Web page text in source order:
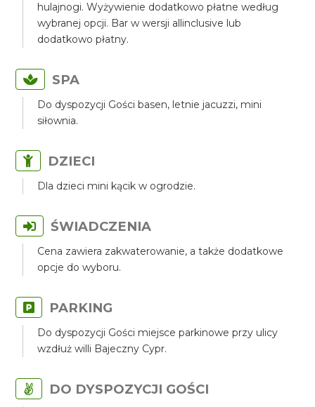
hulajnogi. Wyżywienie dodatkowo płatne według
wybranej opcji. Bar w wersji allinclusive lub
dodatkowo płatny.
SPA
Do dyspozycji Gości basen, letnie jacuzzi, mini
siłownia.
DZIECI
Dla dzieci mini kącik w ogrodzie.
ŚWIADCZENIA
Cena zawiera zakwaterowanie, a także dodatkowe
opcje do wyboru.
PARKING
Do dyspozycji Gości miejsce parkinowe przy ulicy
wzdłuż willi Bajeczny Cypr.
DO DYSPOZYCJI GOŚCI